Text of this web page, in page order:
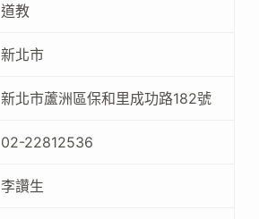
道教
新北市
新北市蘆洲區保和里成功路182號
02-22812536
李讚生